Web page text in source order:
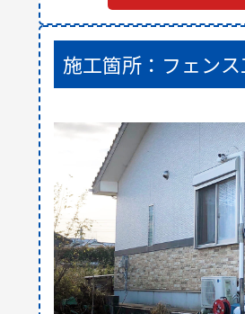
施工箇所：フェン